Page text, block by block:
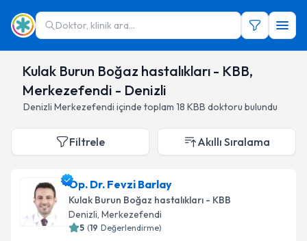
Doktor, klinik ara...
Kulak Burun Boğaz hastalıkları - KBB,
Merkezefendi - Denizli
Denizli Merkezefendi içinde toplam 18 KBB doktoru bulundu
Filtrele Akıllı Sıralama
Op. Dr. Fevzi Barlay
Kulak Burun Boğaz hastalıkları - KBB
Denizli, Merkezefendi
5 (19 Değerlendirme)